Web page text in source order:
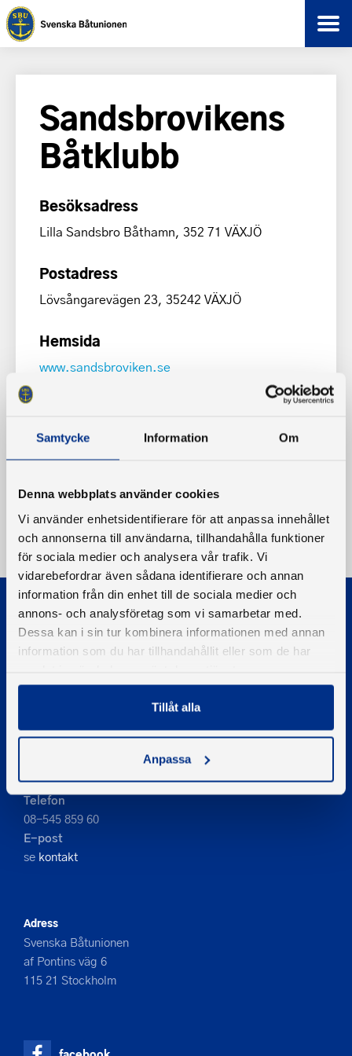
Samtycke Information Om
Denna webbplats använder cookies
Vi använder enhetsidentifierare för att anpassa innehållet
och annonserna till användarna, tillhandahålla funktioner
för sociala medier och analysera vår trafik. Vi
vidarebefordrar även sådana identifierare och annan
information från din enhet till de sociala medier och
annons- och analysföretag som vi samarbetar med.
Dessa kan i sin tur kombinera informationen med annan
information som du har tillhandahållit eller som de har
Tillåt alla
Anpassa
Sandsbrovikens
Båtklubb
Besöksadress
Lilla Sandsbro Båthamn, 352 71 VÄXJÖ
Postadress
Lövsångarevägen 23, 35242 VÄXJÖ
Hemsida
www.sandsbroviken.se
© 2026 - Svenska Båtunionen
PIGMENT WEBBYRÅ
Kontakta oss
Telefon
08-545 859 60
E-post
se kontakt
Adress
Svenska Båtunionen
af Pontins väg 6
115 21 Stockholm